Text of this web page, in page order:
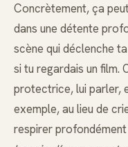
Concrètement, ça
dans une détente
scène qui déclenche
si tu regardais un film.
protectrice, lui parler,
exemple, au lieu de
respirer